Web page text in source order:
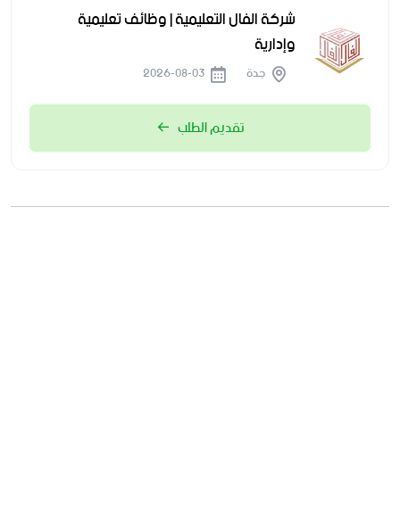
شركة الفال التعليمية | وظائف تعليمية
وإدارية
جدة
تقديم الطلب